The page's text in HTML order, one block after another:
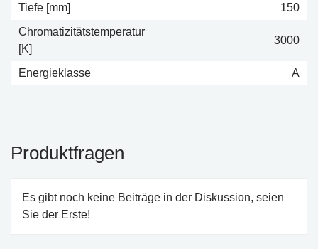
Tiefe [mm]
150
Chromatizitätstemperatur
[K]
3000
Energieklasse A
Produktfragen
Es gibt noch keine Beiträge in der Diskussion, seien
Sie der Erste!